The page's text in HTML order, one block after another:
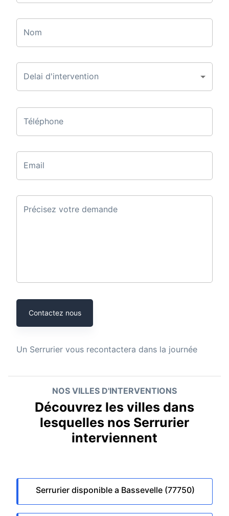
Nom
Delai d'intervention
Téléphone
Email
Précisez votre demande
Contactez nous
Un Serrurier vous recontactera dans la journée
NOS VILLES D'INTERVENTIONS
Découvrez les villes dans
lesquelles nos Serrurier
interviennent
Serrurier disponible a Bassevelle (77750)